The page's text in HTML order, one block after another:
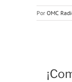
Por OMC